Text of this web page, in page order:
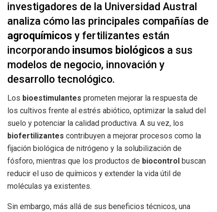
investigadores de la Universidad Austral
analiza cómo las principales compañías de
agroquímicos y fertilizantes están
incorporando insumos biológicos a sus
modelos de negocio, innovación y
desarrollo tecnológico.
Los bioestimulantes prometen mejorar la respuesta de
los cultivos frente al estrés abiótico, optimizar la salud del
suelo y potenciar la calidad productiva. A su vez, los
biofertilizantes contribuyen a mejorar procesos como la
fijación biológica de nitrógeno y la solubilización de
fósforo, mientras que los productos de biocontrol buscan
reducir el uso de químicos y extender la vida útil de
moléculas ya existentes.
Sin embargo, más allá de sus beneficios técnicos, una